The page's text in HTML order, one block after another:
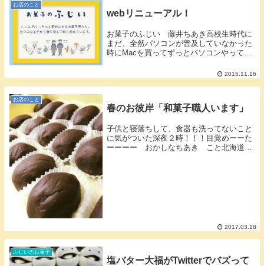
お店のこと
webリニューアル！
お菓子のふじい 藤井ちあき高校生時代に
まだ、全然パソコンが普及していなかった
時にMacを買ってずっとパソコンやってて
すwebリニューアル！ちょーかわいいペー
ジができたよ詳しくはこちらに実はこのサ
2015.11.16
お店のこと
春のお彼岸「和菓子職人います」
子供と寝落ちして、食器も洗ってないこと
に気がついた深夜２時！！！目覚めーーた
ーーーー おかしなちあき こと北海道倶
2017.03.18
ふじいのお菓子
塩バター大福がTwitterでバズって